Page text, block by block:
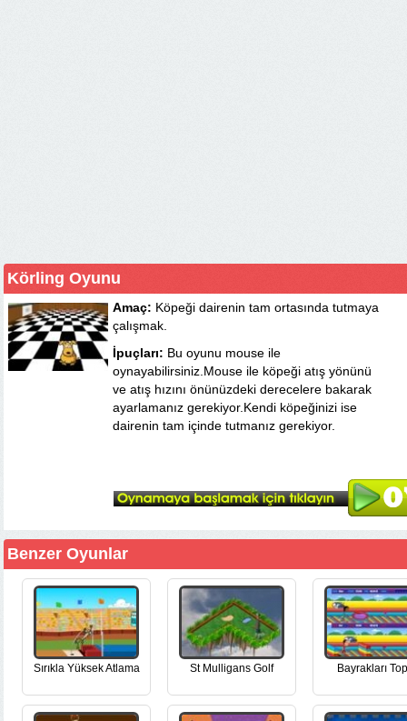
Körling Oyunu
Amaç: Köpeği dairenin tam ortasında tutmaya
çalışmak.
İpuçları: Bu oyunu mouse ile
oynayabilirsiniz.Mouse ile köpeği atış yönünü
ve atış hızını önünüzdeki derecelere bakarak
ayarlamanız gerekiyor.Kendi köpeğinizi ise
dairenin tam içinde tutmanız gerekiyor.
Benzer Oyunlar
Sırıkla Yüksek Atlama St Mulligans Golf Bayrakları